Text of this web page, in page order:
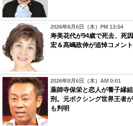
2026年8月6日（木）PM 13:54
寿美花代が94歳で死去、死
宏＆髙嶋政伸が追悼コメン
2026年8月6日（木）AM 0:01
薬師寺保栄と恋人が養子縁
刑。元ボクシング世界王者
も判明